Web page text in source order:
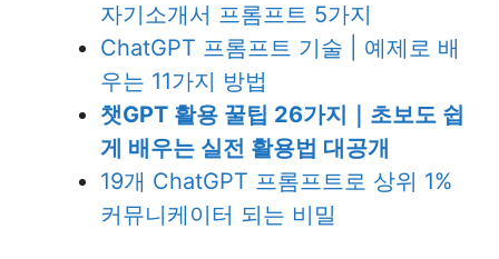
자기소개서 프롬프트 5가지
ChatGPT 프롬프트 기술 | 예제로 배
우는 11가지 방법
챗GPT 활용 꿀팁 26가지｜초보도 쉽
게 배우는 실전 활용법 대공개
19개 ChatGPT 프롬프트로 상위 1%
커뮤니케이터 되는 비밀